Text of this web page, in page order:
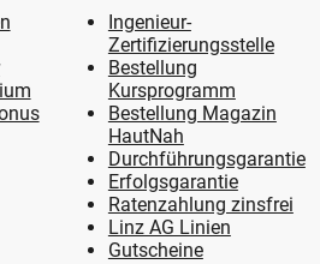
Ingenieur-
Zertifizierungsstelle
Bestellung
Kursprogramm
Bestellung Magazin
HautNah
Durchführungsgarantie
Erfolgsgarantie
Ratenzahlung zinsfrei
Linz AG Linien
Gutscheine